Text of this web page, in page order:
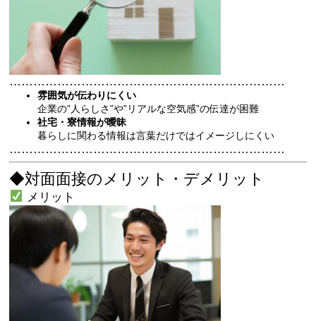
……………………………………………………………
雰囲気が伝わりにくい
企業の”人らしさ”や”リアルな空気感”の伝達が困難
社宅・寮情報が曖昧
暮らしに関わる情報は言葉だけではイメージしにくい
……………………………………………………………
◆対面面接のメリット・デメリット
メリット